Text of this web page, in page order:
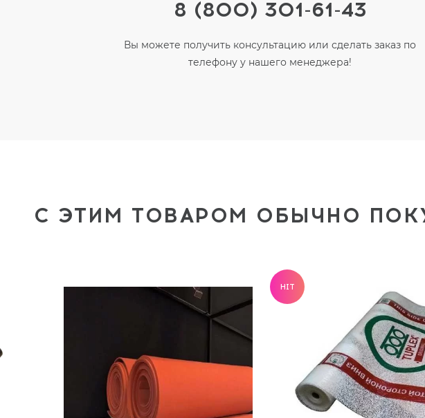
8 (800) 301-61-43
Вы можете получить консультацию или сделать заказ по
телефону у нашего менеджера!
С ЭТИМ ТОВАРОМ ОБЫЧНО
HIT